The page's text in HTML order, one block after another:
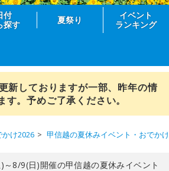
付
探す
夏祭り
イベント
ランキング
新しておりますが一部、昨年の情
す。予めご了承ください。
け2026 甲信越の夏休みイベント・おでか
～8/9(日)開催の甲信越の夏休みイベント